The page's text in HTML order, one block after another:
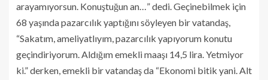
arayamıyorsun. Konuştuğun an…” dedi. Geçinebilmek için
68 yaşında pazarcılık yaptığını söyleyen bir vatandaş,
“Sakatım, ameliyatlıyım, pazarcılık yapıyorum konutu
geçindiriyorum. Aldığım emekli maaşı 14,5 lira. Yetmiyor
ki.” derken, emekli bir vatandaş da “Ekonomi bitik yani. Alt